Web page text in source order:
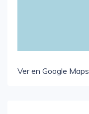
Ver en Google Maps